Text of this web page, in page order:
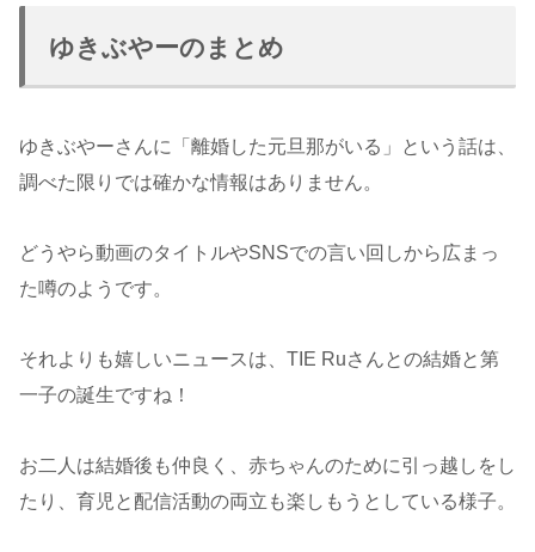
ゆきぶやーのまとめ
ゆきぶやーさんに「離婚した元旦那がいる」という話は、
調べた限りでは確かな情報はありません。
どうやら動画のタイトルやSNSでの言い回しから広まっ
た噂のようです。
それよりも嬉しいニュースは、TIE Ruさんとの結婚と第
一子の誕生ですね！
お二人は結婚後も仲良く、赤ちゃんのために引っ越しをし
たり、育児と配信活動の両立も楽しもうとしている様子。